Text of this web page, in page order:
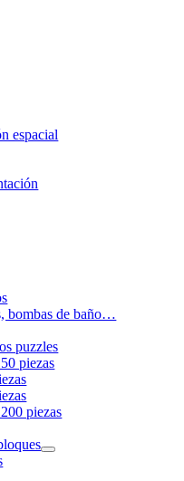
espacial
bombas de baño…
puzzles
piezas
piezas